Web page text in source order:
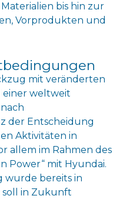
bis hin zur
Vorprodukten und
mit veränderten
weltweit
der Entscheidung
Aktivitäten in
allem im Rahmen des
Power“ mit Hyundai.
wurde bereits in
in Zukunft